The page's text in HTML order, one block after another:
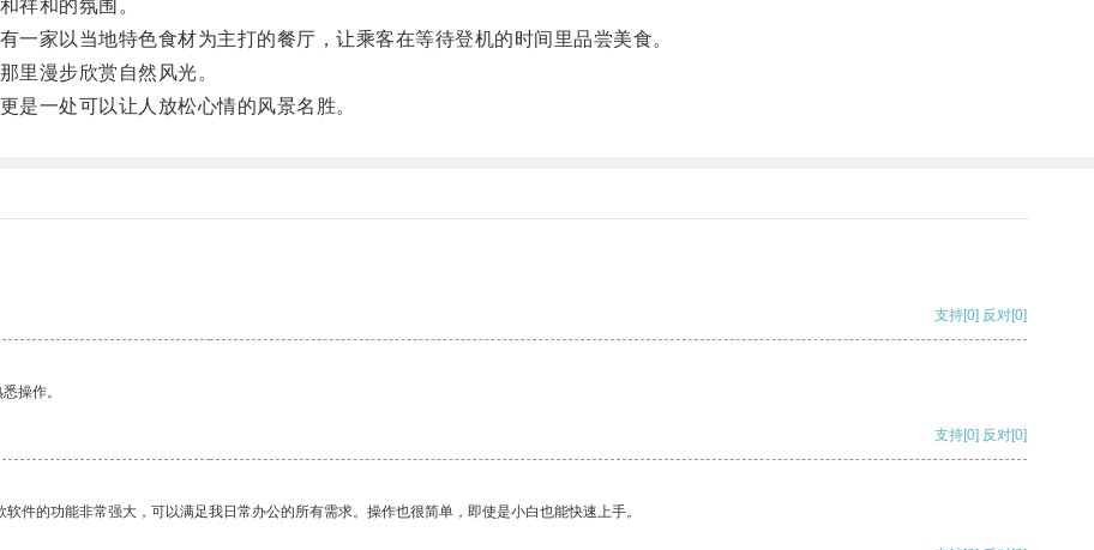
和的氛围。
家以当地特色食材为主打的餐厅，让乘客在等待登机的时间里品尝美食。
漫步欣赏自然风光。
一处可以让人放松心情的风景名胜。
支持[0] 反对[0]
操作。
支持[0] 反对[0]
件的功能非常强大，可以满足我日常办公的所有需求。操作也很简单，即使是小白也能快速上手。